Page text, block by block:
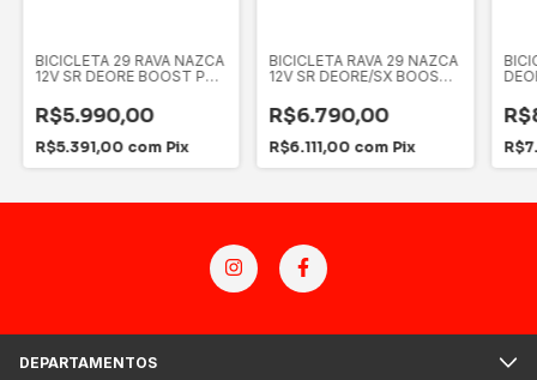
BICICLETA 29 RAVA NAZCA
12V SR DEORE BOOST PR
R$5.990,00
R$5.391,00 com Pix
BICICLETA RAVA 29 NAZCA
12V SR DEORE/SX BOOST
R$6.790,00
R$6.111,00 com Pix
DEPARTAMENTOS